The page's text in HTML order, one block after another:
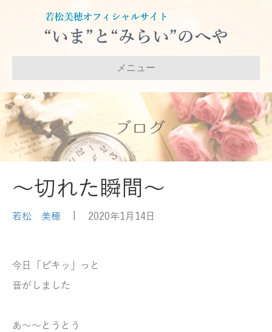
メニュー
ブログ
～切れた瞬間～
若松 美穂 2020年1月14日
今日
「ピキッ」っと
音がしました
あ～～ とうとう